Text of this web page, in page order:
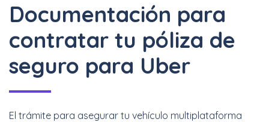
Documentación para
contratar tu póliza de
seguro para Uber
El trámite para asegurar tu vehículo multiplataforma